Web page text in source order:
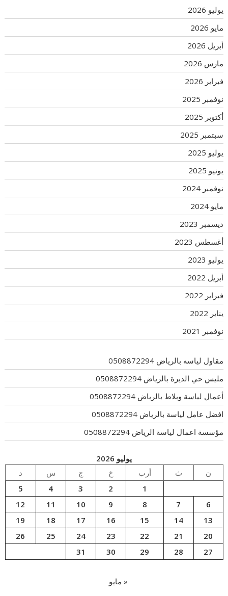
يوليو 2026
مايو 2026
أبريل 2026
مارس 2026
فبراير 2026
نوفمبر 2025
أكتوبر 2025
سبتمبر 2025
يوليو 2025
يونيو 2025
نوفمبر 2024
مايو 2024
ديسمبر 2023
أغسطس 2023
يوليو 2023
أبريل 2022
فبراير 2022
يناير 2022
نوفمبر 2021
مقاول لياسه بالرياض 0508872294
مليس حي الديرة بالرياض 0508872294
أعمال لياسة وبلاط بالرياض 0508872294
افضل عامل لياسة بالرياض 0508872294
مؤسسة اعمال لياسة الرياض 0508872294
يوليو 2026
ن
ث أرب خ ج س
د
1
2
3
4
5
6
7
8
9
10
11
12
13
14
15
16
17
18
19
20
21
22
23
24
25
26
27
28
29
30
31
« مايو